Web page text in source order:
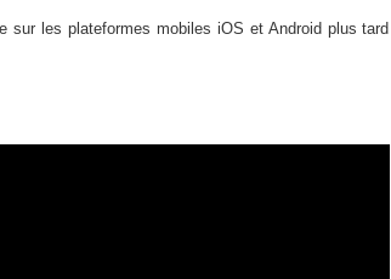
sur les plateformes mobiles iOS et Android plus tard